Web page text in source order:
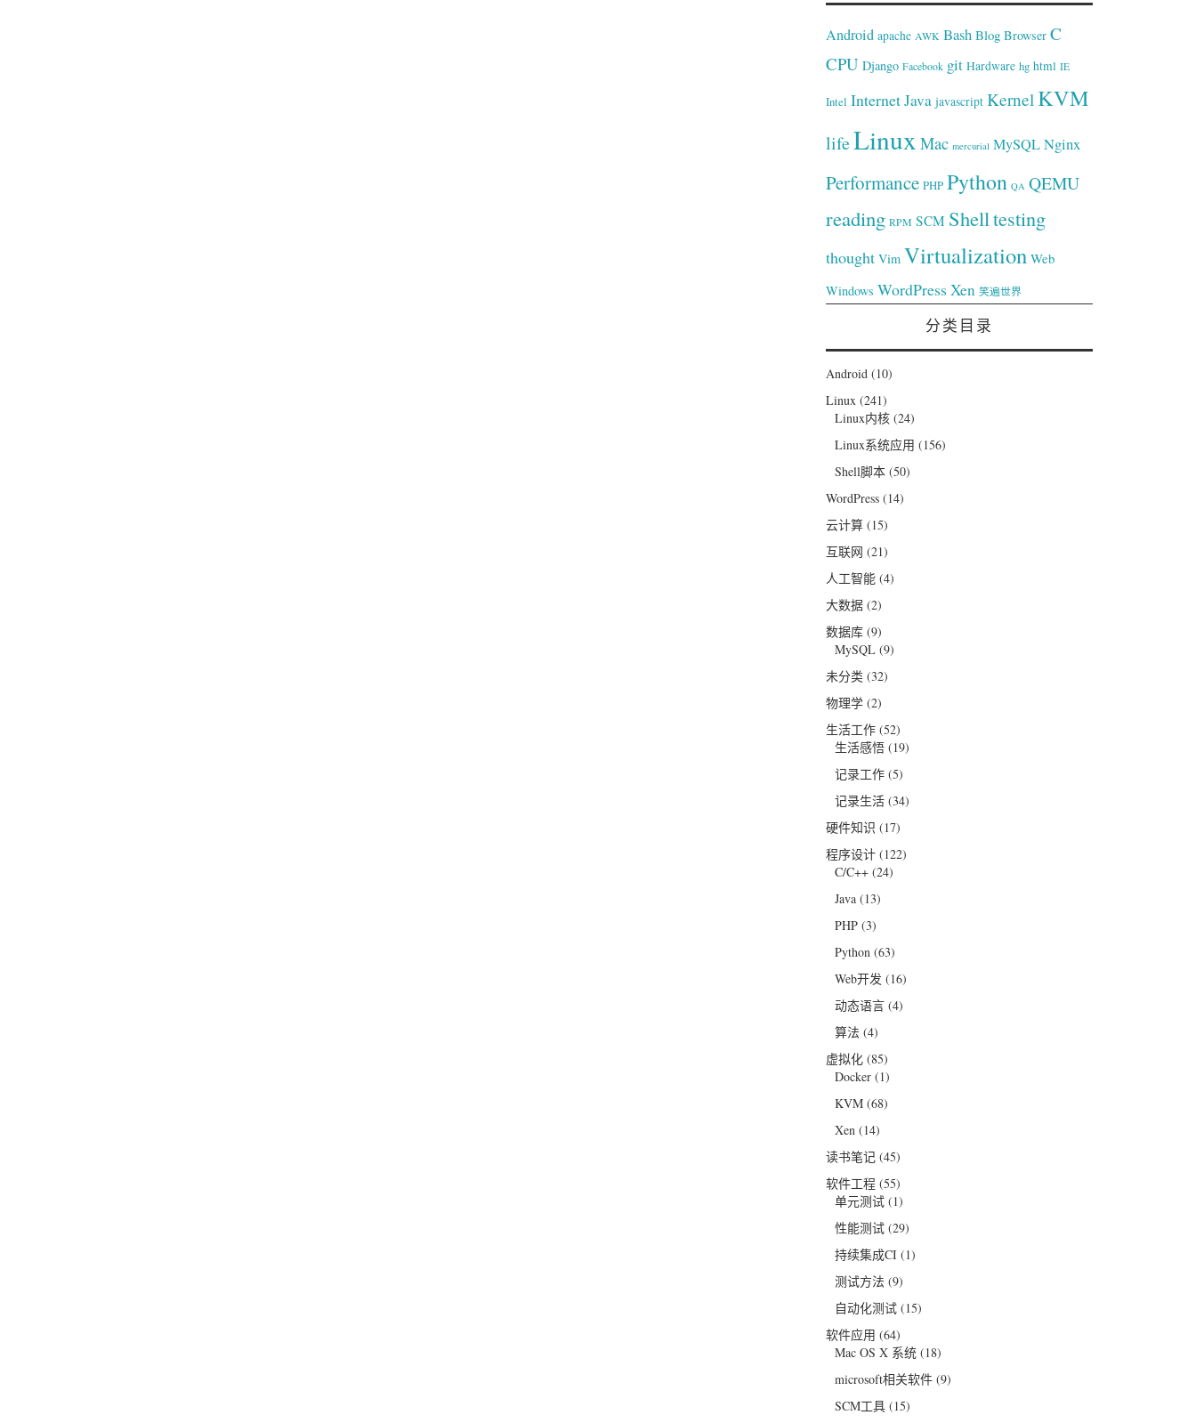
Android apache AWK Bash Blog Browser C
CPU Django Facebook git Hardware hg html IE
Intel InternetJava javascript Kernel KVM
lifeLinux Mac mercurial MySQL Nginx
Performance PHP Python QA QEMU
reading RPM SCM Shelltesting
thought Vim Virtualization Web
Windows WordPress Xen 笑遍世界
分类目录
Android(10)
Linux(241)
Linux内核(24)
Linux系统应用 (156)
Shell脚本(50)
WordPress(14)
云计算(15)
互联网 (21)
人工智能(4)
大数据(2)
数据库(9)
MySQL(9)
未分类 (32)
物理学(2)
生活工作(52)
生活感悟(19)
记录工作(5)
记录生活(34)
硬件知识 (17)
程序设计(122)
C/C++(24)
Java(13)
PHP(3)
Python(63)
Web开发 (16)
动态语言(4)
算法(4)
虚拟化(85)
Docker(1)
KVM(68)
Xen(14)
读书笔记(45)
软件工程(55)
单元测试(1)
性能测试(29)
持续集成CI(1)
测试方法(9)
自动化测试(15)
软件应用 (64)
Mac OS X 系统(18)
microsoft相关软件(9)
SCM工具(15)